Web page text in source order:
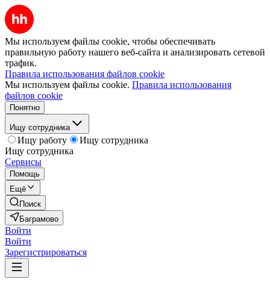
Мы используем файлы cookie, чтобы обеспечивать
правильную работу нашего веб-сайта и анализировать сетевой
трафик.
Правила использования файлов cookie
Мы используем файлы cookie. Правила использования
файлов cookie
Понятно
Ищу сотрудника
Ищу работу
Ищу сотрудника
Ищу сотрудника
Сервисы
Помощь
Ещё
Поиск
Баграмово
Войти
Войти
Зарегистрироваться